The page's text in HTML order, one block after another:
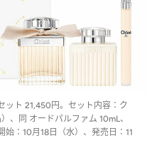
ット 21,450円。セット内容：ク
、同 オードパルファム 10mL、
始：10月18日（水）、発売日：11